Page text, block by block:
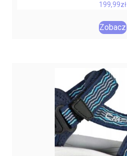
199,99zł
Zobacz